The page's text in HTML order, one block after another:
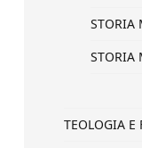
STORIA
STORIA
TEOLOGIA E